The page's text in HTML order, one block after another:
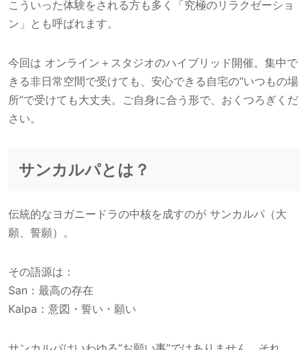
こういった体験をされる方も多く「究極のリラクゼーショ
ン」とも呼ばれます。
今回は オンライン＋スタジオのハイブリッド開催。集中で
きる非日常空間で受けても、安心できる自宅の“いつもの場
所”で受けても大丈夫。ご自身に合う形で、おくつろぎくだ
さい。
サンカルパとは？
伝統的なヨガニードラの中核を成すのが サンカルパ（大
願、誓願）。
その語源は：
San：最高の存在
Kalpa：意図・誓い・願い